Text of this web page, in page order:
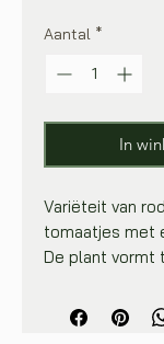
Aantal *
In
Variëteit van
tomaatjes met
De plant vormt
van ca. 20 gram.
Beschut